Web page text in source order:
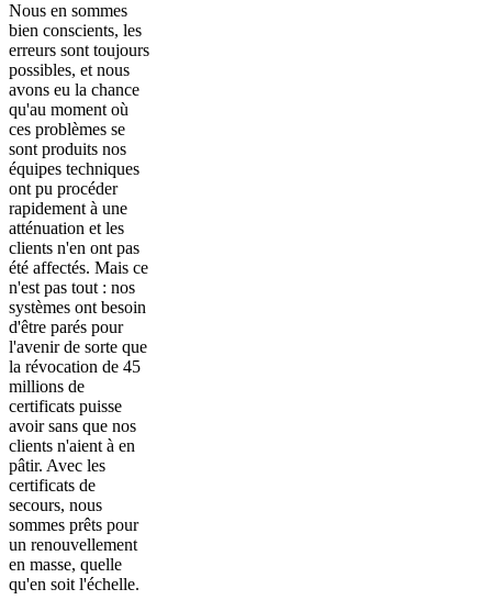
Nous en sommes
bien conscients, les
erreurs sont toujours
possibles, et nous
avons eu la chance
qu'au moment où
ces problèmes se
sont produits nos
équipes techniques
ont pu procéder
rapidement à une
atténuation et les
clients n'en ont pas
été affectés. Mais ce
n'est pas tout : nos
systèmes ont besoin
d'être parés pour
l'avenir de sorte que
la révocation de 45
millions de
certificats puisse
avoir sans que nos
clients n'aient à en
pâtir. Avec les
certificats de
secours, nous
sommes prêts pour
un renouvellement
en masse, quelle
qu'en soit l'échelle.